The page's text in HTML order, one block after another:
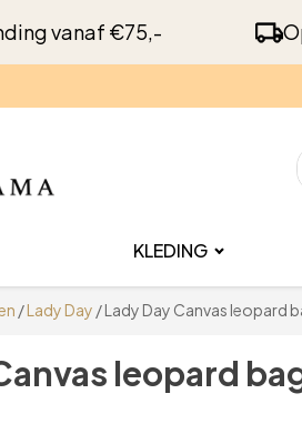
vanaf €75,-
KLEDING
/Lady Day / Lady Day Canvas leopard
leopard